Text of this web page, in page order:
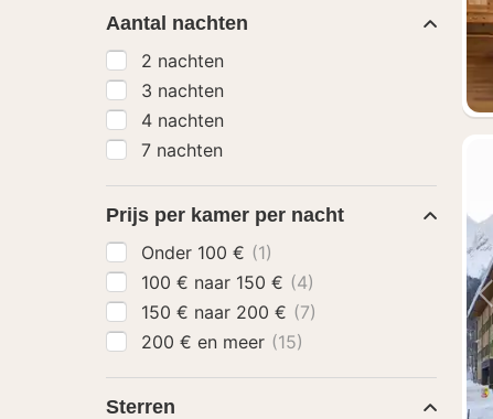
Aantal nachten
2 nachten
3 nachten
4 nachten
7 nachten
Prijs per kamer per nacht
Onder 100 € (1)
100 € naar 150 € (4)
150 € naar 200 € (7)
200 € en meer (15)
Sterren